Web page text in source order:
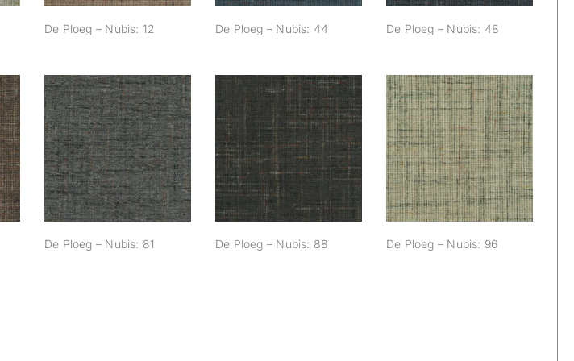
De Ploeg – Nubis: 12 De Ploeg – Nubis: 44 De Ploeg – Nubis: 48
De Ploeg – Nubis:
81
De Ploeg – Nubis: 81
De Ploeg – Nubis:
88
De Ploeg – Nubis: 88
De Ploeg – Nubis:
96
De Ploeg – Nubis: 96